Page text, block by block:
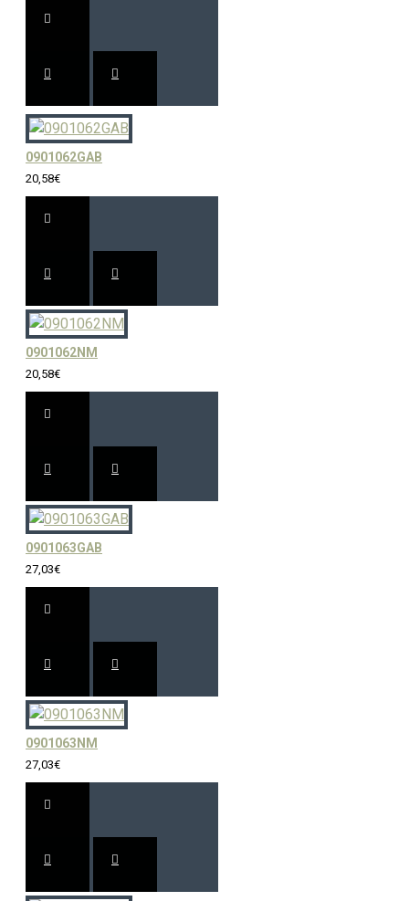
0901062GAB
20,58€
0901062NM
20,58€
0901063GAB
27,03€
0901063NM
27,03€